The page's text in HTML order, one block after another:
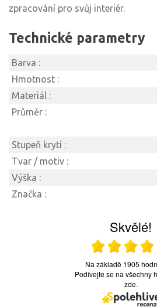
zpracování pro svůj interiér.
Technické parametry
Barva :
Hmotnost :
Materiál :
Průměr :
Stupeň krytí :
Tvar / motiv :
Výška :
Značka :